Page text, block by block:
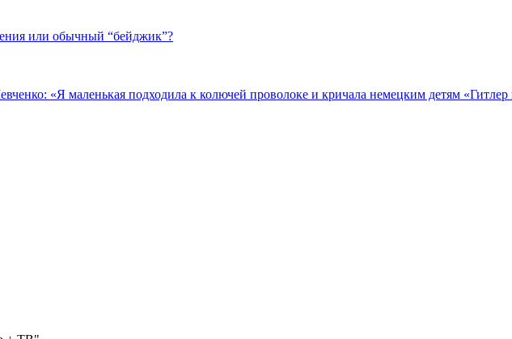
или обычный “бейджик”?
«Я маленькая подходила к колючей проволоке и кричала немецким детям